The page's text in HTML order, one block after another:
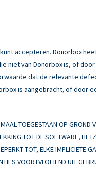
accepteren. Donorbox
niet van Donorbox is, of
dat de relevante
is aangebracht, of door
TOEGESTAAN OP GROND
TOT DE SOFTWARE,
TOT, ELKE IMPLICIETE
VOORTVLOEIEND UIT